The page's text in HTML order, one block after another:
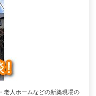
老人ホームなどの新築現場の